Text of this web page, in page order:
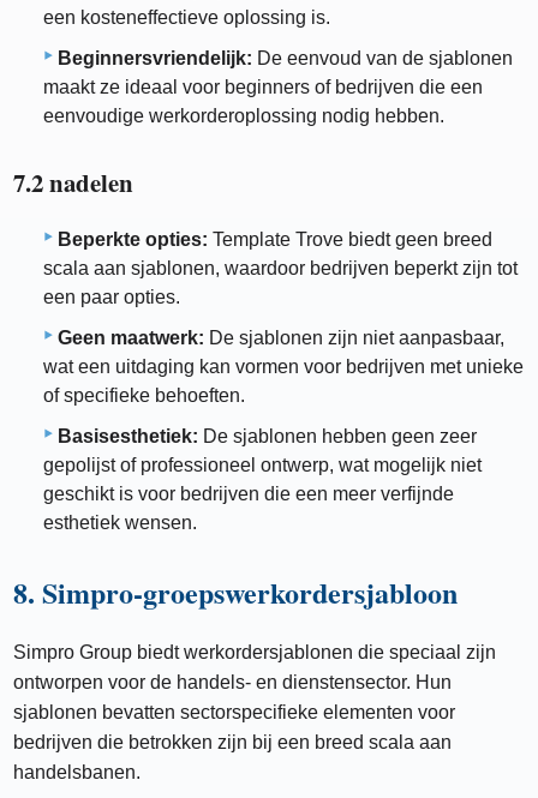
een kosteneffectieve oplossing is.
Beginnersvriendelijk: De eenvoud van de sjablonen
maakt ze ideaal voor beginners of bedrijven die een
eenvoudige werkorderoplossing nodig hebben.
7.2 nadelen
Beperkte opties: Template Trove biedt geen breed
scala aan sjablonen, waardoor bedrijven beperkt zijn tot
een paar opties.
Geen maatwerk: De sjablonen zijn niet aanpasbaar,
wat een uitdaging kan vormen voor bedrijven met unieke
of specifieke behoeften.
Basisesthetiek: De sjablonen hebben geen zeer
gepolijst of professioneel ontwerp, wat mogelijk niet
geschikt is voor bedrijven die een meer verfijnde
esthetiek wensen.
8. Simpro-groepswerkordersjabloon
Simpro Group biedt werkordersjablonen die speciaal zijn
ontworpen voor de handels- en dienstensector. Hun
sjablonen bevatten sectorspecifieke elementen voor
bedrijven die betrokken zijn bij een breed scala aan
handelsbanen.